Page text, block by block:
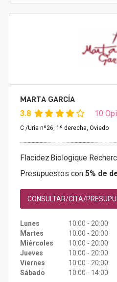
MARTA GARCÍA
3.8 10
C /Uría nº26, 1º derecha, Oviedo
Flacidez Biologique
Presupuestos con 5% de
CONSULTAR/CITA/
Lunes
10:00 - 20:00
Martes
10:00 - 20:00
Miércoles
10:00 - 20:00
Jueves
10:00 - 20:00
Viernes
10:00 - 20:00
Sábado
10:00 - 14:00